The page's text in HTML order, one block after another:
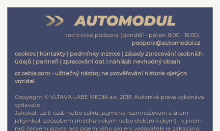
technická podpora (pondělí - pátek: 8:00 - 16:00):
podpora@automodul.cz
cookies| kontakty| podmínky inzerce | zásady zpracování osobních
údajů | partneři | zpracování dat | nahlásit nevhodný obsah
cz.cebia.com - užitečný nástroj na prověřování historie ojetých
vozidel
Copyright © VLTAVA LABE MEDIA a.s., 2018. Autorská práva vykonává
vydavatel.
Jakékoli užití části nebo celku, zejména rozmnožování a šíření
jakýmkoli způsobem (mechanickým nebo elektronickým) i v jiném
než českém jazyce bez písemného svolení vydavatele je zakázáno.